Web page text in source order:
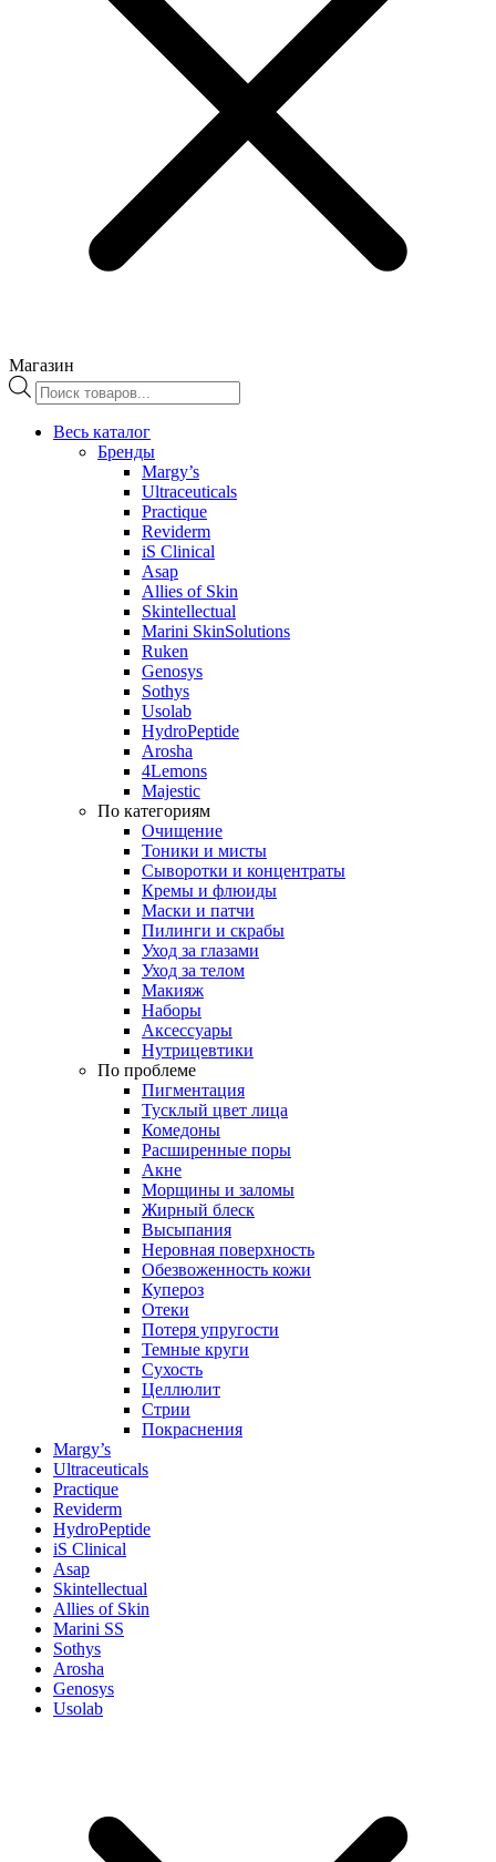
Магазин
Поиск
товаров
Весь каталог
Бренды
Margy’s
Ultraceuticals
Practique
Reviderm
iS Clinical
Asap
Allies of Skin
Skintellectual
Marini SkinSolutions
Ruken
Genosys
Sothys
Usolab
HydroPeptide
Arosha
4Lemons
Majestic
По категориям
Очищение
Тоники и мисты
Сыворотки и концентраты
Кремы и флюиды
Маски и патчи
Пилинги и скрабы
Уход за глазами
Уход за телом
Макияж
Наборы
Аксессуары
Нутрицевтики
По проблеме
Пигментация
Тусклый цвет лица
Комедоны
Расширенные поры
Акне
Морщины и заломы
Жирный блеск
Высыпания
Неровная поверхность
Обезвоженность кожи
Купероз
Отеки
Потеря упругости
Темные круги
Сухость
Целлюлит
Стрии
Покраснения
Margy’s
Ultraceuticals
Practique
Reviderm
HydroPeptide
iS Clinical
Asap
Skintellectual
Allies of Skin
Marini SS
Sothys
Arosha
Genosys
Usolab